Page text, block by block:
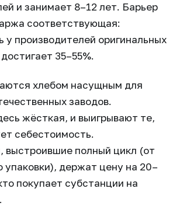
и занимает 8–12 лет. Барьер
соответствующая:
у производителей оригинальных
35–55%.
хлебом насущным для
заводов.
жёсткая, и выигрывают те,
себестоимость.
выстроившие полный цикл (от
держат цену на 20–
покупает субстанции на